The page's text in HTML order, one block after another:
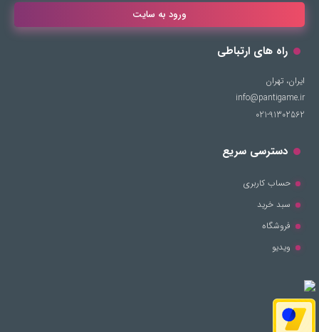
ورود به سایت
راه های ارتباطی
ایران، تهران
info@pantigame.ir
021-91302562
دسترسی سریع
حساب کاربری
سبد خرید
فروشگاه
ویدیو